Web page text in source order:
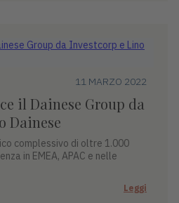
11 MARZO 2022
il Dainese Group da
Dainese
complessivo di oltre 1.000
in EMEA, APAC e nelle
Leggi